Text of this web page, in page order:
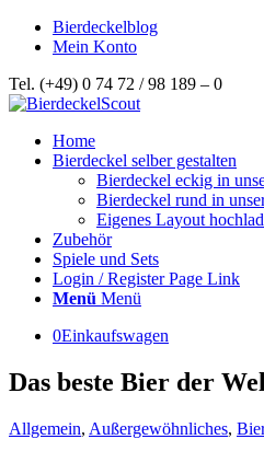
Bierdeckelblog
Mein Konto
Tel. (+49) 0 74 72 / 98 189 – 0
Home
Bierdeckel selber gestalten
Bierdeckel eckig in
Bierdeckel rund in
Eigenes Layout
Zubehör
Spiele und Sets
Login / Register Page Link
Menü Menü
0Einkaufswagen
Das beste Bier der
Allgemein, Außergewöhnliches,